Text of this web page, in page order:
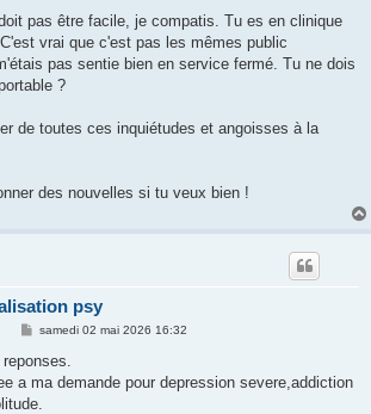
g
pas être facile, je compatis. Tu es en clinique
vrai que c'est pas les mêmes public
pas sentie bien en service fermé. Tu ne dois
?
de toutes ces inquiétudes et angoisses à la
des nouvelles si tu veux bien !
psy
M
s
a
g
samedi 02 mai 2026 16:32
a ma demande pour depression severe,addiction